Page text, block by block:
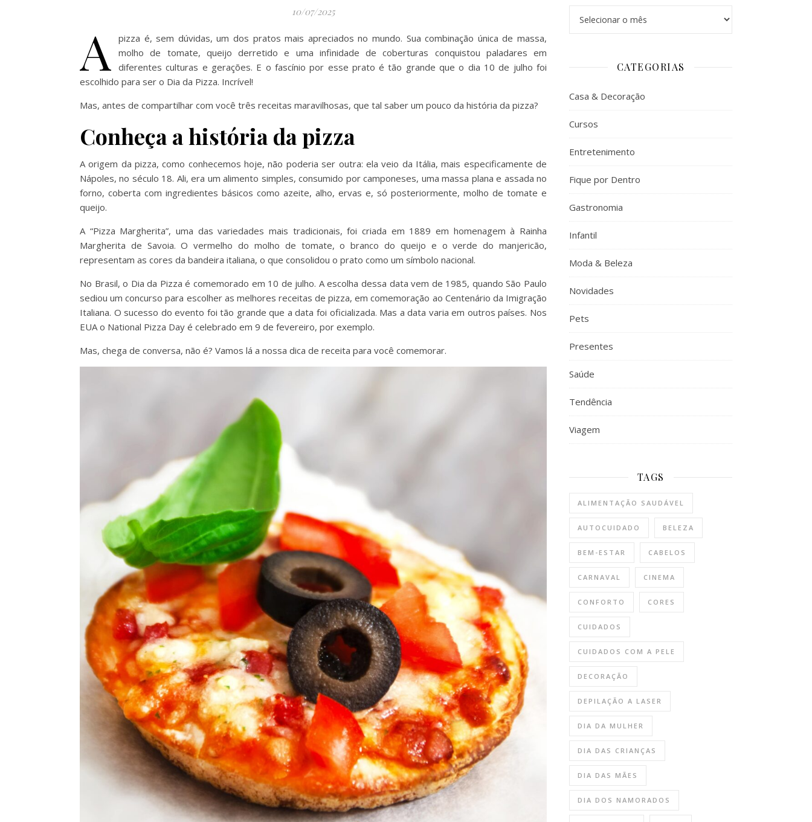
10/07/2025
A
pizza é, sem dúvidas, um dos pratos mais apreciados no mundo. Sua combinação única de massa,
molho de tomate, queijo derretido e uma infinidade de coberturas conquistou paladares em
diferentes culturas e gerações. E o fascínio por esse prato é tão grande que o dia 10 de julho foi
escolhido para ser o Dia da Pizza. Incrível!
Mas, antes de compartilhar com você três receitas maravilhosas, que tal saber um pouco da história da pizza?
Conheça a história da pizza
A origem da pizza, como conhecemos hoje, não poderia ser outra: ela veio da Itália, mais especificamente de
Nápoles, no século 18. Ali, era um alimento simples, consumido por camponeses, uma massa plana e assada no
forno, coberta com ingredientes básicos como azeite, alho, ervas e, só posteriormente, molho de tomate e
queijo.
A “Pizza Margherita”, uma das variedades mais tradicionais, foi criada em 1889 em homenagem à Rainha
Margherita de Savoia. O vermelho do molho de tomate, o branco do queijo e o verde do manjericão,
representam as cores da bandeira italiana, o que consolidou o prato como um símbolo nacional.
No Brasil, o Dia da Pizza é comemorado em 10 de julho. A escolha dessa data vem de 1985, quando São Paulo
sediou um concurso para escolher as melhores receitas de pizza, em comemoração ao Centenário da Imigração
Italiana. O sucesso do evento foi tão grande que a data foi oficializada. Mas a data varia em outros países. Nos
EUA o National Pizza Day é celebrado em 9 de fevereiro, por exemplo.
Mas, chega de conversa, não é? Vamos lá a nossa dica de receita para você comemorar.
CATEGORIAS
Casa & Decoração
Cursos
Entretenimento
Fique por Dentro
Gastronomia
Infantil
Moda & Beleza
Novidades
Pets
Presentes
Saúde
Tendência
Viagem
TAGS
ALIMENTAÇÃO SAUDÁVEL
AUTOCUIDADO BELEZA
BEM-ESTAR CABELOS
CARNAVAL CINEMA
CONFORTO CORES
CUIDADOS
CUIDADOS COM A PELE
DECORAÇÃO
DEPILAÇÃO A LASER
DIA DA MULHER
DIA DAS CRIANÇAS
DIA DAS MÃES
DIA DOS NAMORADOS